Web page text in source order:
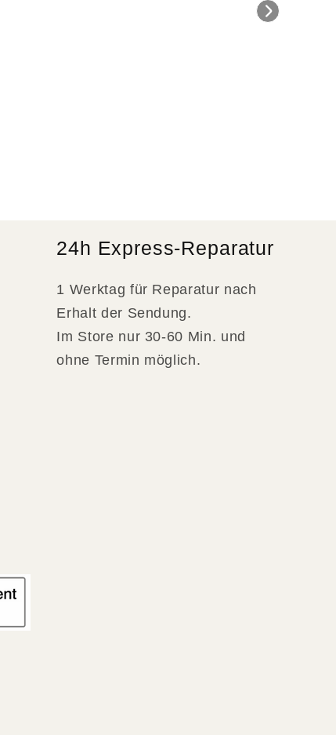
24h Express-Reparatur
1 Werktag für Reparatur nach
Erhalt der Sendung.
Im Store nur 30-60 Min. und
ohne Termin möglich.